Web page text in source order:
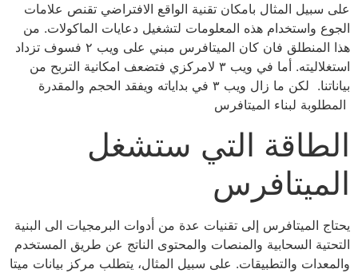
على سبيل المثال بامكان تقنية الواقع الافتراضي تقنص علامات
الجوع واستخدام هذه المعلومات لتشغيل دعايات الماكولات. من
هذا المنطلق فان كان الميتافرس مبني على ويب ٢ فسوف تزداد
استغلاليته. أما في ويب ٣ لامركزي فتضعف امكانية التربح من
بياناتنا. لكن ما زال ويب ٣ في بداياته ويفقد الحجم والمقدرة
الطاقة التي ستشغل
الميتافرس
يحتاج الميتافرس إلى تقنيات عدة من أدوات البرمجيات الى البنية
التحتية السحابية والمنصات والمحتوى الناتج عن طريق المستخدم
والمعدات والتطبيقات. على سبيل المثال، يتطلب مركز بيانات ميتا